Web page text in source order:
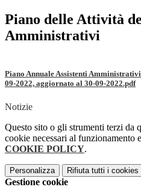
Piano delle Attività
Amministrativi
Piano Annuale Assistenti
09-2022, aggiornato al 30-09-2022.pdf
Notizie
Questo sito o gli strumenti terzi da
cookie necessari al
COOKIE POLICY.
Personalizza Rifiuta tutti i cookies
Gestione cookie